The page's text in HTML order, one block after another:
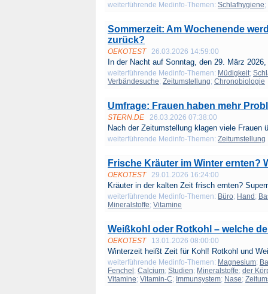
weiterführende Medinfo-Themen: Schlafhygiene;
Sommerzeit: Am Wochenende
zurück?
OEKOTEST 26.03.2026 14:59:00
In der Nacht auf Sonntag, den 29. März
weiterführende Medinfo-Themen: Müdigkeit;
Verbändesuche; Zeitumstellung; Chronobiologie
Umfrage: Frauen haben mehr
STERN.DE 26.03.2026 07:38:00
Nach der Zeitumstellung klagen viele Frauen
weiterführende Medinfo-Themen: Zeitumstellung
Frische Kräuter im Winter ernten?
OEKOTEST 29.01.2026 16:24:00
Kräuter in der kalten Zeit frisch ernten?
weiterführende Medinfo-Themen: Büro; Hand ;
Mineralstoffe; Vitamine
Weißkohl oder Rotkohl – welche
OEKOTEST 13.01.2026 08:00:00
Winterzeit heißt Zeit für Kohl! Rotkohl und
weiterführende Medinfo-Themen: Magnesium;
Fenchel ; Calcium; Studien; Mineralstoffe; der
Vitamine; Vitamin-C; Immunsystem; Nase;